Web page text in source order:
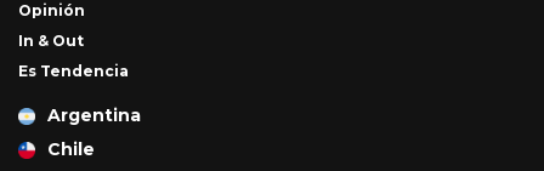
Opinión
In & Out
Es Tendencia
Argentina
Chile